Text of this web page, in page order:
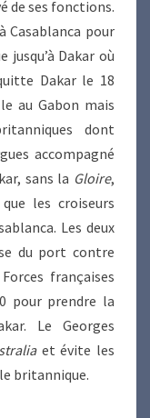
de ses fonctions.
Casablanca pour
Dakar où
Dakar le 18
au Gabon mais
dont
accompagné
sans la Gloire,
les croiseurs
Les deux
du port contre
françaises
pour prendre la
Le Georges
et évite les
britannique.